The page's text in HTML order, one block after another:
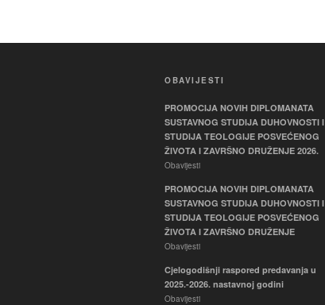
OBAVIJESTI
PROMOCIJA NOVIH DIPLOMANATA
SUSTAVNOG STUDIJA DUHOVNOSTI I
STUDIJA TEOLOGIJE POSVEĆENOG
ŽIVOTA I ZAVRŠNO DRUŽENJE 2026.
Obavijesti
PROMOCIJA NOVIH DIPLOMANATA
SUSTAVNOG STUDIJA DUHOVNOSTI I
STUDIJA TEOLOGIJE POSVEĆENOG
ŽIVOTA I ZAVRŠNO DRUŽENJE
Obavijesti
Cjelogodišnji raspored predavanja u
2025.-2026. nastavnoj godini
Obavijesti